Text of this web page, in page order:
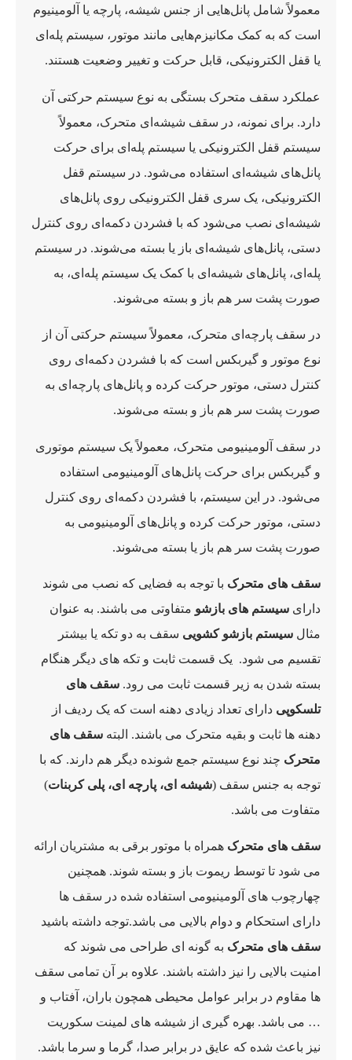
معمولاً شامل پانل‌هایی از جنس شیشه، پارچه یا آلومینیوم
است که به کمک مکانیزم‌هایی مانند موتور، سیستم پله‌ای
یا قفل الکترونیکی، قابل حرکت و تغییر وضعیت هستند.
عملکرد سقف متحرک بستگی به نوع سیستم حرکتی آن
دارد. برای نمونه، در سقف شیشه‌ای متحرک، معمولاً
سیستم قفل الکترونیکی یا سیستم پله‌ای برای حرکت
پانل‌های شیشه‌ای استفاده می‌شود. در سیستم قفل
الکترونیکی، یک سری قفل الکترونیکی روی پانل‌های
شیشه‌ای نصب می‌شود که با فشردن دکمه‌ای روی کنترل
دستی، پانل‌های شیشه‌ای باز یا بسته می‌شوند. در سیستم
پله‌ای، پانل‌های شیشه‌ای با کمک یک سیستم پله‌ای، به
صورت پشت سر هم باز و بسته می‌شوند.
در سقف پارچه‌ای متحرک، معمولاً سیستم حرکتی آن از
نوع موتور و گیربکس است که با فشردن دکمه‌ای روی
کنترل دستی، موتور حرکت کرده و پانل‌های پارچه‌ای به
صورت پشت سر هم باز و بسته می‌شوند.
در سقف آلومینیومی متحرک، معمولاً یک سیستم موتوری
و گیربکس برای حرکت پانل‌های آلومینیومی استفاده
می‌شود. در این سیستم، با فشردن دکمه‌ای روی کنترل
دستی، موتور حرکت کرده و پانل‌های آلومینیومی به
صورت پشت سر هم باز یا بسته می‌شوند.
سقف های متحرک با توجه به فضایی که نصب می شوند
دارای سیستم های بازشو متفاوتی می باشند. به عنوان
مثال سیستم بازشو کشویی سقف به دو تکه یا بیشتر
تقسیم می شود. یک قسمت ثابت و تکه های دیگر هنگام
بسته شدن به زیر قسمت ثابت می رود. سقف های
تلسکوپی دارای تعداد زیادی دهنه است که یک ردیف از
دهنه ها ثابت و بقیه متحرک می باشند. البته سقف های
متحرک چند نوع سیستم جمع شونده دیگر هم دارند. که با
توجه به جنس سقف (شیشه ای، پارچه ای، پلی کربنات)
متفاوت می باشد.
سقف های متحرک همراه با موتور برقی به مشتریان ارائه
می شود تا توسط ریموت باز و بسته شوند. همچنین
چهارچوب های آلومینیومی استفاده شده در سقف ها
دارای استحکام و دوام بالایی می باشد.توجه داشته باشید
سقف های متحرک به گونه ای طراحی می شوند که
امنیت بالایی را نیز داشته باشند. علاوه بر آن تمامی سقف
ها مقاوم در برابر عوامل محیطی همچون باران، آفتاب و
… می باشد. بهره گیری از شیشه های لمینت سکوریت
نیز باعث شده که عایق در برابر صدا، گرما و سرما باشد.